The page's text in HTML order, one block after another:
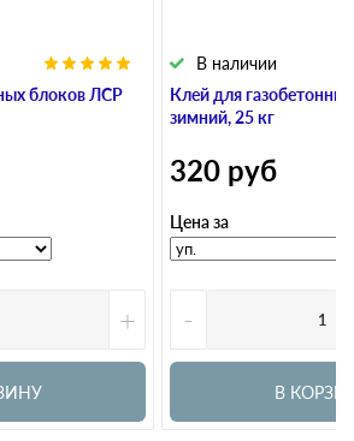
блоков ЛСР
+
Клей для
зимний, 25 кг
В наличии
320 руб
Цена за
-
В